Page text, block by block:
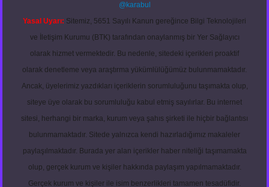
@karabul
Yasal Uyarı: Sitemiz, 5651 Sayılı Kanun gereğince Bilgi Teknolojileri
ve İletişim Kurumu (BTK) tarafından onaylanmış bir Yer Sağlayıcı
olarak hizmet vermektedir. Bu nedenle, sitedeki içerikleri proaktif
olarak denetleme veya araştırma yükümlülüğümüz bulunmamaktadır.
Ancak, üyelerimiz yazdıkları içeriklerin sorumluluğunu taşımakta olup,
siteye üye olarak bu sorumluluğu kabul etmiş sayılırlar. Bu internet
sitesi, herhangi bir marka, kurum veya şahıs şirketi ile hiçbir bağlantısı
bulunmamaktadır. Sitede yalnızca kendi hazırladığımız makaleler
paylaşılmaktadır. Burada yer alan içerikler haber niteliği taşımamakta
olup, gerçek kurum ve kişiler hakkında paylaşım yapılmamaktadır.
Gerçek kurum ve kişiler ile isim benzerlikleri tamamen tesadüfidir.